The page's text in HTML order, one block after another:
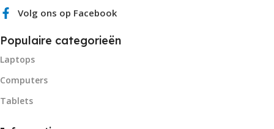
Volg ons op Facebook
Populaire categorieën
Laptops
Computers
Tablets